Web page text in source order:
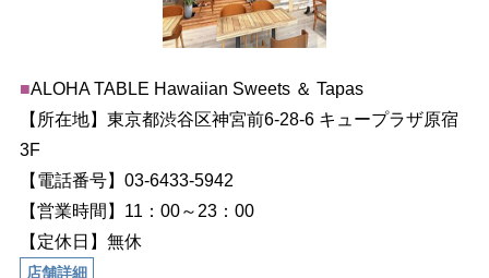
■ALOHA TABLE Hawaiian Sweets ＆ Tapas
【所在地】東京都渋谷区神宮前6-28-6 キュープラザ原宿
3F
【電話番号】03-6433-5942
【営業時間】11：00～23：00
【定休日】無休
店舗詳細